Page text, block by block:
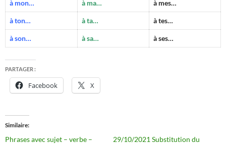
à mon… à ma… à mes…
à ton… à ta… à tes…
à son… à sa… à ses…
PARTAGER :
Facebook X
Similaire
Phrases avec sujet – verbe –
29/10/2021 Substitution du